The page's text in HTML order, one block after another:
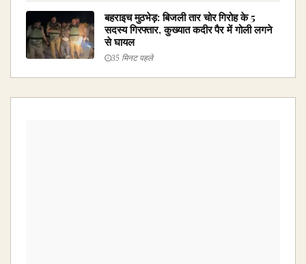
बहराइच मुठभेड़: बिजली तार चोर गिरोह के 5
सदस्य गिरफ्तार, कुख्यात कदीर पैर में गोली लगने
से घायल
35 मिनट पहले